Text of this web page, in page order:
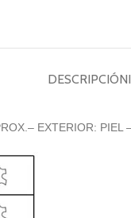
DESCRIPCIÓN
EXTERIOR: PIEL